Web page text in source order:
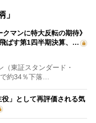
クマンに特大反転の期待》
ばす第1四半期決算、…
東証スタンダード・
約34％下落…
」として再評価される気